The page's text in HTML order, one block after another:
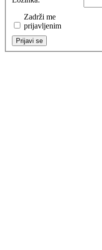
Zadrži me
prijavljenim
Prijavi se